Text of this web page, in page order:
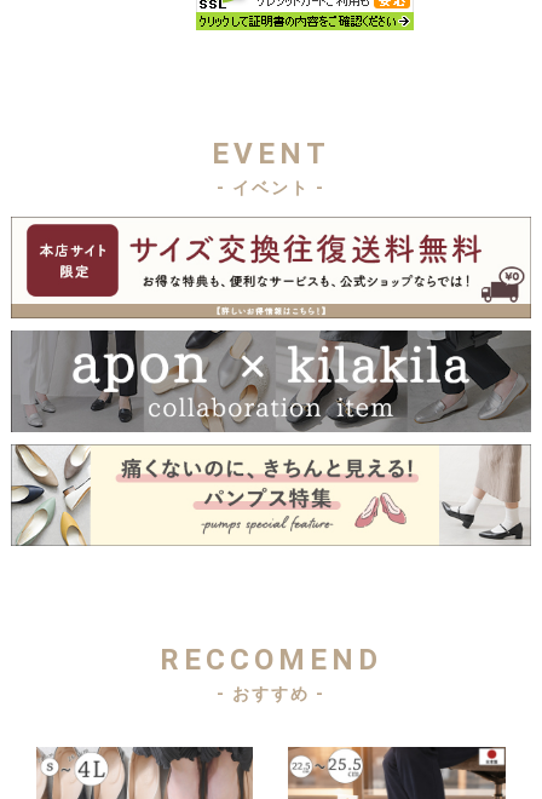
EVENT
- イベント -
RECCOMEND
- おすすめ -